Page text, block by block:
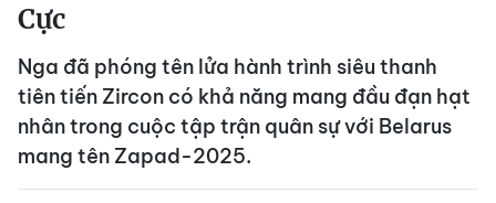
Cực
Nga đã phóng tên lửa hành trình siêu thanh
tiên tiến Zircon có khả năng mang đầu đạn hạt
nhân trong cuộc tập trận quân sự với Belarus
mang tên Zapad-2025.